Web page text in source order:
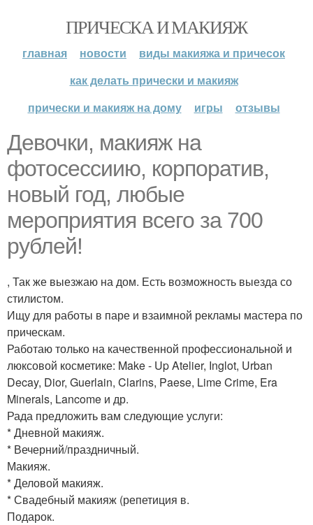
ПРИЧЕСКА И МАКИЯЖ
главная новости
виды макияжа и причесок
как делать прически и макияж
прически и макияж на дому
игры отзывы
Девочки, макияж на
фотосессиию, корпоратив,
новый год, любые
мероприятия всего за 700
рублей!
, Так же выезжаю на дом. Есть возможность выезда со
стилистом.
Ищу для работы в паре и взаимной рекламы мастера по
прическам.
Работаю только на качественной профессиональной и
люксовой косметике: Make - Up Atelier, Inglot, Urban
Decay, Dior, Guerlain, Clarins, Paese, Lime Crime, Era
Minerals, Lancome и др.
Рада предложить вам следующие услуги:
* Дневной макияж.
* Вечерний/праздничный.
Макияж.
* Деловой макияж.
* Свадебный макияж (репетиция в.
Подарок.